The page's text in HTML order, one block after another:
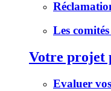
Les
Votre projet
Evaluer